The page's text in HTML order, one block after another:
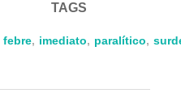
TAGS
febre, imediato, paralítico,